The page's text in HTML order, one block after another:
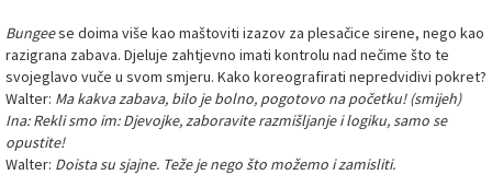
Bungeese doima više kao maštoviti izazov za plesačice sirene, nego kao
razigrana zabava. Djeluje zahtjevno imati kontrolu nad nečime što te
svojeglavo vuče u svom smjeru. Kako koreografirati nepredvidivi pokret?
Walter: Ma kakva zabava, bilo je bolno, pogotovo na početku! (smijeh)
Ina: Rekli smo im: Djevojke, zaboravite razmišljanje i logiku, samo se
opustite!
Walter: Doista su sjajne. Teže je nego što možemo i zamisliti.